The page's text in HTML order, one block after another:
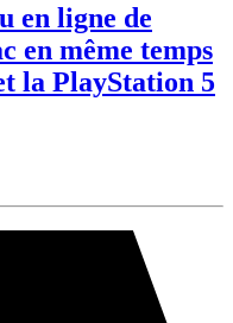
en ligne de
en même temps
la PlayStation 5